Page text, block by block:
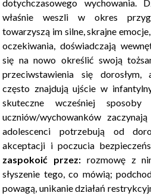
dotychczasowego wychowania.
właśnie weszli w okres
towarzyszą im silne, skrajne
oczekiwania, doświadczają
się na nowo określić swoją
przeciwstawienia się dorosłym,
często znajdują ujście w
skuteczne wcześniej
uczniów/wychowanków
adolescenci potrzebują od
akceptacji i poczucia
zaspokoić przez: rozmowę z
słyszenie tego, co mówią;
powagą, unikanie działań